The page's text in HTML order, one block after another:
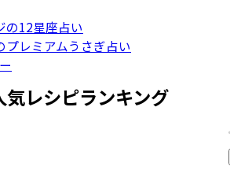
の12星座占い
プレミアムうさぎ占い
気レシピランキング